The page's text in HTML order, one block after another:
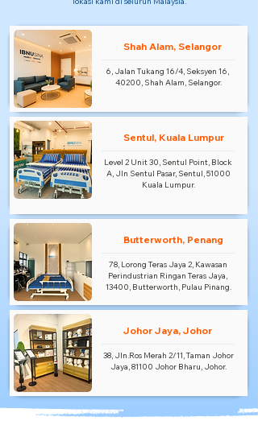
Shah Alam, Selangor
6, Jalan Tukang 16/4, Seksyen 16,
40200, Shah Alam, Selangor.
Sentul, Kuala Lumpur
Level 2 Unit 30, Sentul Point, Block
A, Jln Sentul Pasar, Sentul, 51000
Kuala Lumpur.
Butterworth, Penang
78, Lorong Teras Jaya 2, Kawasan
Perindustrian Ringan Teras Jaya,
13400, Butterworth, Pulau Pinang.
Johor Jaya, Johor
38, Jln.Ros Merah 2/11, Taman Johor
Jaya, 81100 Johor Bharu, Johor.